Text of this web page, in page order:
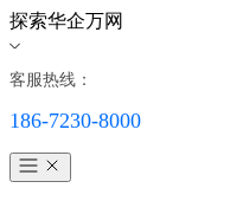
探索华企万网
客服热线：
186-7230-8000